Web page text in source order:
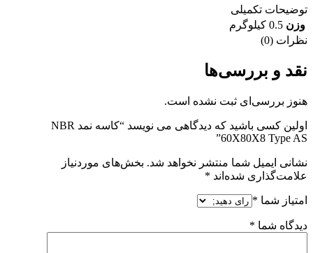
توضیحات تکمیلی
وزن 0.5 کیلوگرم
نظرات (0)
نقد و بررسی‌ها
هنوز بررسی‌ای ثبت نشده است.
اولین کسی باشید که دیدگاهی می نویسد “کاسه نمد NBR
60X80X8 Type AS”
نشانی ایمیل شما منتشر نخواهد شد. بخش‌های موردنیاز
علامت‌گذاری شده‌اند *
امتیاز شما *
دیدگاه شما *